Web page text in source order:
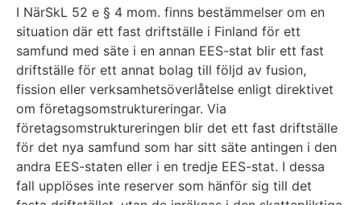
I NärSkL 52 e § 4 mom. finns bestämmelser om en
situation där ett fast driftställe i Finland för ett
samfund med säte i en annan EES-stat blir ett fast
driftställe för ett annat bolag till följd av fusion,
fission eller verksamhetsöverlåtelse enligt direktivet
om företagsomstruktureringar. Via
företagsomstruktureringen blir det ett fast driftställe
för det nya samfund som har sitt säte antingen i den
andra EES-staten eller i en tredje EES-stat. I dessa
fall upplöses inte reserver som hänför sig till det